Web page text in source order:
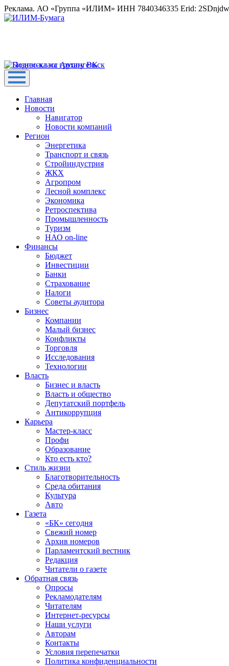
Реклама. АО «Группа «ИЛИМ» ИНН 7840346335 Erid:
Главная
Новости
Навигатор
Новости компаний
Регион
Энергетика
Транспорт и связь
Стройиндустрия
ЖКХ
Агропром
Лесной комплекс
Экономика
Ретроспектива
Промышленность
Туризм
НАО on-line
Финансы
Бюджет
Инвестиции
Банки
Страхование
Налоги
Советы аудитора
Бизнес
Компании
Малый бизнес
Конфликты
Торговля
Исследования
Технологии
Власть
Бизнес и власть
Власть и общество
Депутатский портфель
Антикоррупция
Карьера
Мастер-класс
Профи
Образование
Кто есть кто?
Стиль жизни
Благотворительность
Среда обитания
Культура
Авто
Газета
«БК» сегодня
Свежий номер
Архив номеров
Парламентский вестник
Редакция
Читатели о газете
Обратная связь
Опросы
Рекламодателям
Читателям
Интернет-ресурсы
Наши услуги
Авторам
Контакты
Условия перепечатки
Политика конфиденциальности